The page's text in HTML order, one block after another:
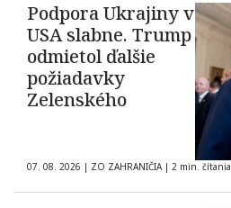
Podpora Ukrajiny v
USA slabne. Trump
odmietol ďalšie
požiadavky
Zelenského
07. 08. 2026 | ZO ZAHRANIČIA | 2 min. čítania